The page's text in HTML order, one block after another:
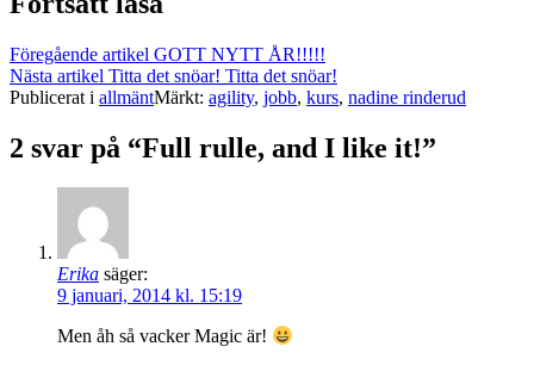
Föregående artikel GOTT NYTT ÅR!!!!!
Nästa artikel Titta det snöar! Titta det snöar!
Publicerat i allmäntMärkt: agility, jobb, kurs, nadine rinderud
2 svar på “Full rulle, and I like it!”
Erika säger:
9 januari, 2014 kl. 15:19
Men åh så vacker Magic är!